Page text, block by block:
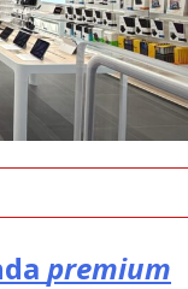
premium